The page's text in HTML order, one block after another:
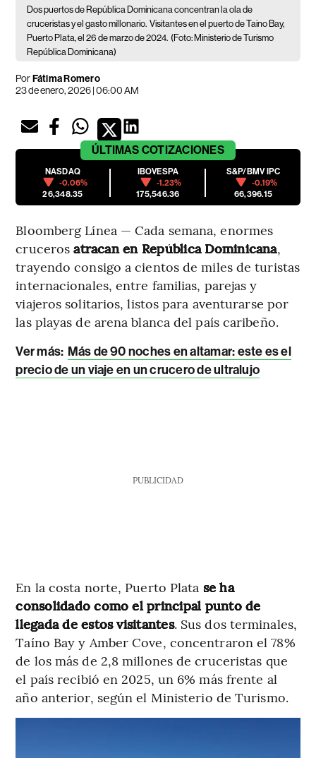
Dos puertos de República Dominicana concentran la ola de
cruceristas y el gasto millonario. Visitantes en el puerto de Taino Bay,
Puerto Plata, el 26 de marzo de 2024. (Foto: Ministerio de Turismo
República Dominicana)
PorFátima Romero
23 de enero, 2026 | 06:00 AM
ÚLTIMAS COTIZACIONES
NASDAQ
-0.06%
26,348.35
IBOVESPA
-1.23%
175,546.36
S&P/BMV IPC
-0.19%
66,396.15
Bloomberg Línea — Cada semana, enormes
crucerosatracan en República Dominicana,
trayendo consigo a cientos de miles de turistas
internacionales, entre familias, parejas y
viajeros solitarios, listos para aventurarse por
las playas de arena blanca del país caribeño.
Ver más: Más de 90 noches en altamar: este es el
precio de un viaje en un crucero de ultralujo
PUBLICIDAD
En la costa norte, Puerto Plata se ha
consolidado como el principal punto de
llegada de estos visitantes. Sus dos terminales,
Taíno Bay y Amber Cove, concentraron el 78%
de los más de 2,8 millones de cruceristas que
el país recibió en 2025, un 6% más frente al
año anterior, según el Ministerio de Turismo.